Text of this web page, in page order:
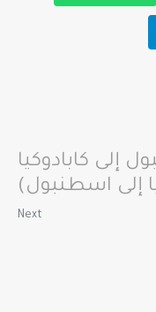
إلى كابادوكيا
إلى اسطنبول)
Next